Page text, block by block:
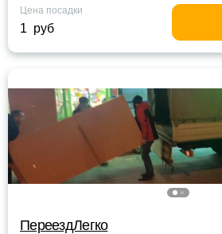
Цена посадки
1 руб
ПереездЛегко